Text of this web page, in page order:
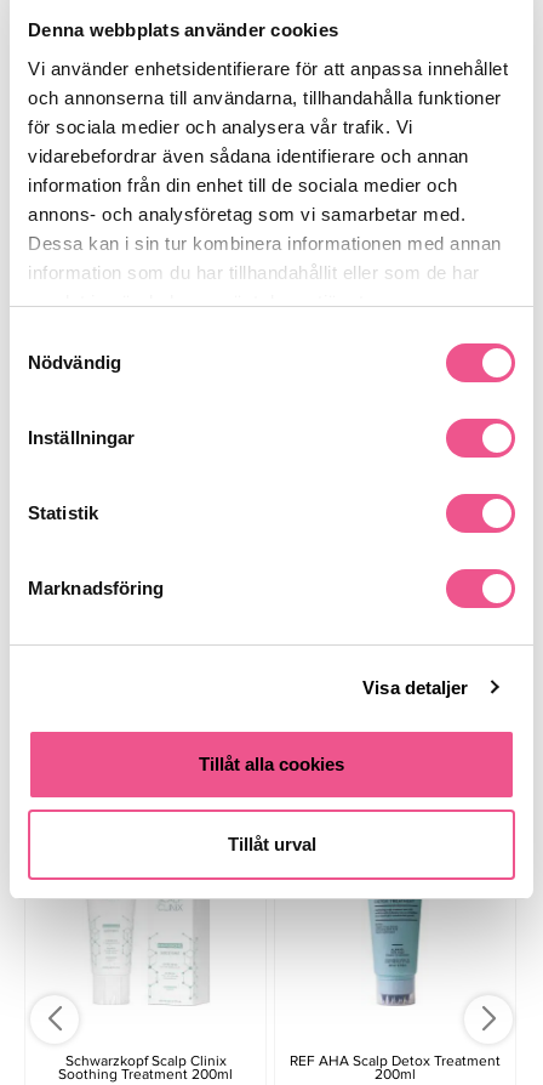
Denna webbplats använder cookies
Vi använder enhetsidentifierare för att anpassa innehållet
och annonserna till användarna, tillhandahålla funktioner
för sociala medier och analysera vår trafik. Vi
vidarebefordrar även sådana identifierare och annan
information från din enhet till de sociala medier och
annons- och analysföretag som vi samarbetar med.
Dessa kan i sin tur kombinera informationen med annan
information som du har tillhandahållit eller som de har
samlat in när du har använt deras tjänster.
Nödvändig
Inställningar
Statistik
Marknadsföring
Visa detaljer
Tillåt alla cookies
Tillåt urval
fjällande hårbotten och vill komplettera din hårvårdsrutin med
en riktad behandling. Den hjälper hårbotten att kännas renare,
lugnare och mer välmående utan att tynga ner håret.
Motverkar synliga mjällflagor
Hjälper till att balansera hårbotten
Ger en renare och fräschare känsla
Passar fjällande och obalanserad hårbotten
Professionell hårbottenbehandling
Applicera enligt anvisning i hårbotten efter rengöring. Massera
Produktdetaljer
Recensioner
Liknande produkter
Schwarzkopf Scalp Clinix
Soothing Treatment 200ml
-15%
REF AHA Scalp Detox Treatment
200ml